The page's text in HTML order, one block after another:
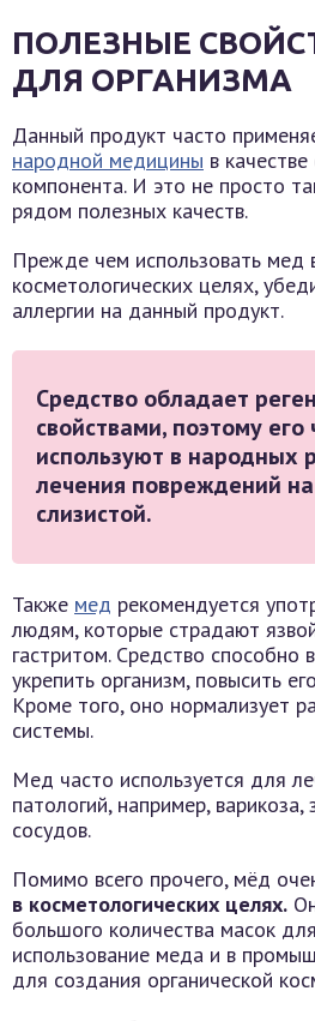
ПОЛЕЗНЫЕ
ДЛЯ ОРГАНИЗМА
Данный продукт часто
народной медицины в
компонента. И это не просто
рядом полезных качеств.
Прежде чем использовать мед
косметологических целях,
аллергии на данный продукт.
Средство обладает
свойствами, поэтому его
используют в народных
лечения повреждений
слизистой.
Также мед рекомендуется
людям, которые страдают
гастритом. Средство способно
укрепить организм, повысить
Кроме того, оно нормализует
системы.
Мед часто используется для
патологий, например,
сосудов.
Помимо всего прочего, мёд
в косметологических целях.
большого количества масок
использование меда и в
для создания органической